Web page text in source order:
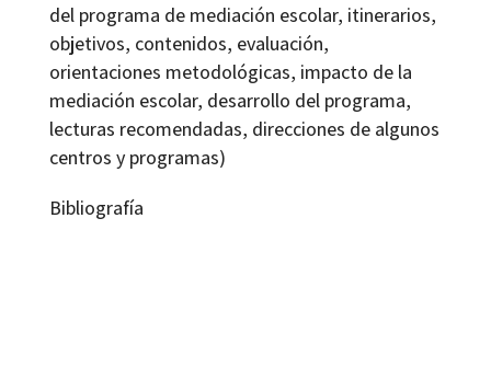
del programa de mediación escolar, itinerarios,
objetivos, contenidos, evaluación,
orientaciones metodológicas, impacto de la
mediación escolar, desarrollo del programa,
lecturas recomendadas, direcciones de algunos
centros y programas)
Bibliografía